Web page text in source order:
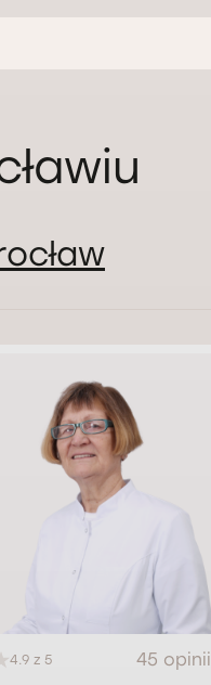
4.9 z 5 45 opinii